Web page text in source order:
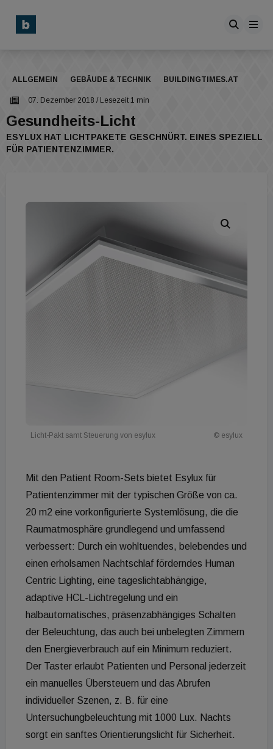
ALLGEMEIN GEBÄUDE & TECHNIK BUILDINGTIMES.AT
07. Dezember 2018 / Lesezeit 1 min
Gesundheits-Licht
ESYLUX HAT LICHTPAKETE GESCHNÜRT. EINES SPEZIELL
FÜR PATIENTENZIMMER.
Licht-Pakt samt Steuerung von esylux © esylux
Mit den Patient Room-Sets bietet Esylux für
Patientenzimmer mit der typischen Größe von ca.
20 m2 eine vorkonfigurierte Systemlösung, die die
Raumatmosphäre grundlegend und umfassend
verbessert: Durch ein wohltuendes, belebendes und
einen erholsamen Nachtschlaf förderndes Human
Centric Lighting, eine tageslichtabhängige,
adaptive HCL-Lichtregelung und ein
halbautomatisches, präsenzabhängiges Schalten
der Beleuchtung, das auch bei unbelegten Zimmern
den Energieverbrauch auf ein Minimum reduziert.
Der Taster erlaubt Patienten und Personal jederzeit
ein manuelles Übersteuern und das Abrufen
individueller Szenen, z. B. für eine
Untersuchungbeleuchtung mit 1000 Lux. Nachts
sorgt ein sanftes Orientierungslicht für Sicherheit.